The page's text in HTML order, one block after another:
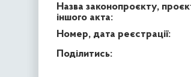
Назва законопроєкту,
іншого акта:
Номер, дата реєстрації:
Поділитись: